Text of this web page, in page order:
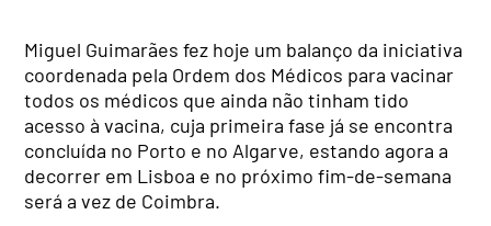
Miguel Guimarães fez hoje um balanço da iniciativa
coordenada pela Ordem dos Médicos para vacinar
todos os médicos que ainda não tinham tido
acesso à vacina, cuja primeira fase já se encontra
concluída no Porto e no Algarve, estando agora a
decorrer em Lisboa e no próximo fim-de-semana
será a vez de Coimbra.